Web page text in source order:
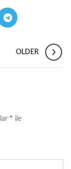
OLDER
* ile